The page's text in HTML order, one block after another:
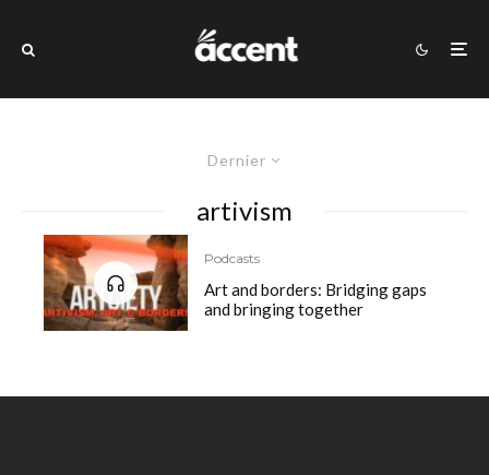
Dernier
artivism
Podcasts
Art and borders: Bridging gaps
and bringing together